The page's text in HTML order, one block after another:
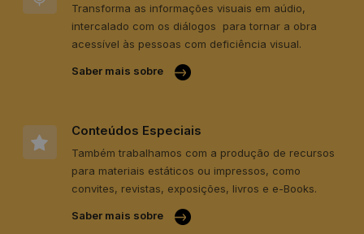
Transforma as informações visuais em aúdio,
intercalado com os diálogos para tornar a obra
acessível às pessoas com deficiência visual.
Saber mais sobre
Conteúdos Especiais​
Também trabalhamos com a produção de recursos
para materiais estáticos ou impressos, como
convites, revistas, exposições, livros e e-Books.
Saber mais sobre